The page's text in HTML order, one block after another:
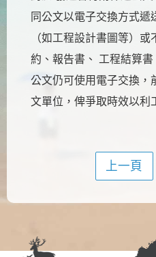
同公文以電子交換方式遞
（如工程設計書圖等）
約、報告書、 工程結算書
公文仍可使用電子交換，
文單位，俾爭取時效以利
上一頁